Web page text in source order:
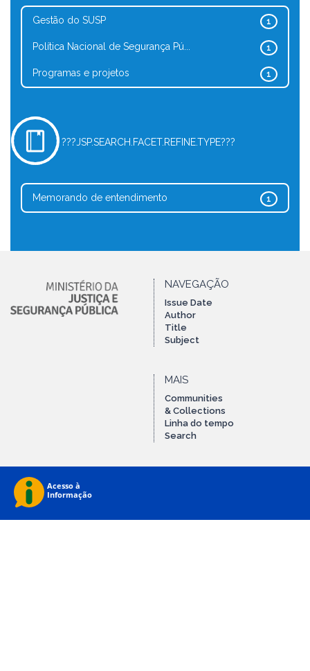
1
Gestão do SUSP
1
Política Nacional de Segurança Pú...
1
Programas e projetos
???JSP.SEARCH.FACET.REFINE.TYPE???
1
Memorando de entendimento
NAVEGAÇÃO
Issue Date
Author
Title
Subject
MAIS
Communities
& Collections
Linha do tempo
Search